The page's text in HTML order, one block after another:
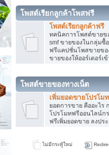
โพสต์เรียกลูกค้าโพสฟรี
โพสต์เรียกลูกค้าฟรี
ทคนิคการโพสต์ขายข
smf ขายของในกลุ่มซื้
ฟรีแคปชั่นโพสขายขอ
ขายของให้ออร์เดอร์เ
โพสต์ขายของทางเน็ต
เพิ่มยอดขายโปรโม
ยอดการขาย คืออะไร
โปรโมทฟรีออนไลน์ก
ฟรีเพิ่มยอดขาย ลงปร
ไม่มีกระทู้ใหม่